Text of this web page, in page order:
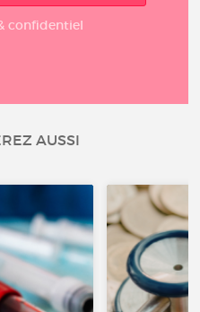
confidentiel
AUSSI